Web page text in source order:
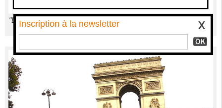
"Les Don Quichotte du livre”, un passionnant voyage auprès de
celles et ceux qui défendent les livres dans le monde entier
Inscription à la newsletter